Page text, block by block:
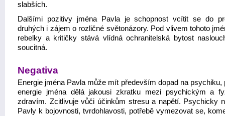
slabších.
Dalšími pozitivy jména Pavla je schopnost vcítit se do
druhých i zájem o rozličné světonázory. Pod vlivem tohoto
rebelky a kritičky stává vlídná ochranitelská bytost
soucitná.
Negativa
Energie jména Pavla může mít především dopad na psychiku,
energie jména dělá jakousi zkratku mezi psychickým a
zdravím. Zcitlivuje vůči účinkům stresu a napětí. Psychicky
Pavly k bojovnosti, tvrdohlavosti, potřebě vymezovat se,